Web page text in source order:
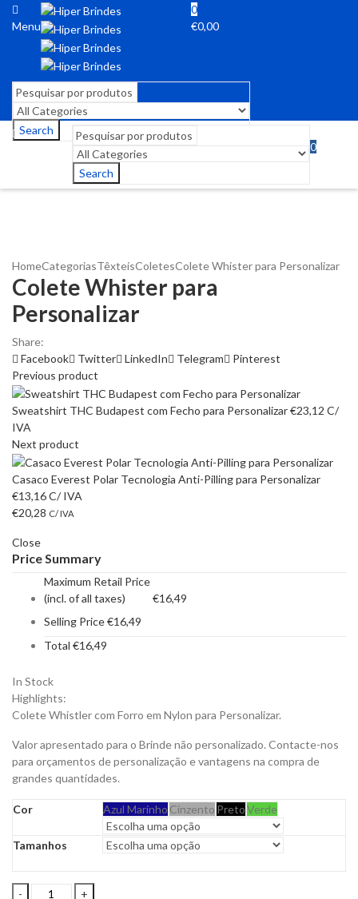
Menu
0
€0,00
Search
Search
0
HomeCategoriasTêxteisColetesColete Whister para Personalizar
Colete Whister para
Personalizar
Share:
Facebook
Twitter LinkedIn Telegram
Pinterest
Previous product
Sweatshirt THC Budapest com Fecho para Personalizar€23,12 C/
IVA
Next product
Casaco Everest Polar Tecnologia Anti-Pilling para Personalizar
€13,16C/ IVA
€20,28 C/ IVA
Close
Price Summary
Maximum Retail Price
(incl. of all taxes)
€16,49
Selling Price€16,49
Total €16,49
In Stock
Highlights:
Colete Whistler com Forro em Nylon para Personalizar.
Valor apresentado para o Brinde não personalizado. Contacte-nos
para orçamentos de personalização e vantagens na compra de
grandes quantidades.
Cor Azul Marinho Cinzento PretoVerde
Tamanhos
Colete